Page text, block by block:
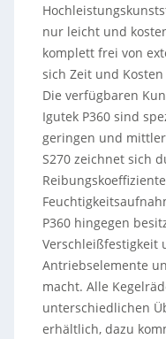
nur leicht und
komplett frei von
sich Zeit und
Die verfügbaren
Igutek P360 sind
geringen und
S270 zeichnet sich
P360 hingegen
Verschleißfestigkeit
Antriebselemente
macht. Alle
unterschiedlichen
erhältlich, dazu